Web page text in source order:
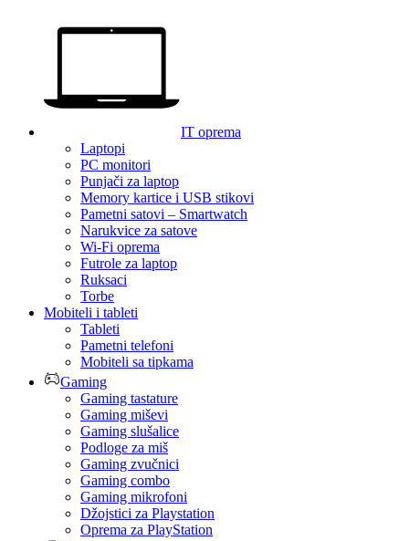
IT oprema
Laptopi
PC monitori
Punjači za laptop
Memory kartice i USB stikovi
Pametni satovi – Smartwatch
Narukvice za satove
Wi-Fi oprema
Futrole za laptop
Ruksaci
Torbe
Mobiteli i tableti
Tableti
Pametni telefoni
Mobiteli sa tipkama
Gaming
Gaming tastature
Gaming miševi
Gaming slušalice
Podloge za miš
Gaming zvučnici
Gaming combo
Gaming mikrofoni
Džojstici za Playstation
Oprema za PlayStation